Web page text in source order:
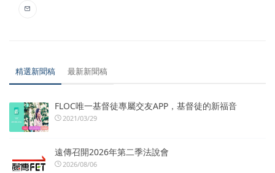
精選新聞稿 最新新聞稿
FLOC唯一基督徒專屬交友APP，基督徒的新福音
2021/03/29
遠傳召開2026年第二季法說會
2026/08/06